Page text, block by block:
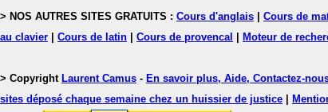
> NOS AUTRES SITES GRATUITS : Cours d'anglais Cours de
au clavier
Cours de latin Cours de provencal Moteur de
> Copyright Laurent Camus - En savoir plus, Aide, Contactez-
sites déposé chaque semaine chez un huissier de justice